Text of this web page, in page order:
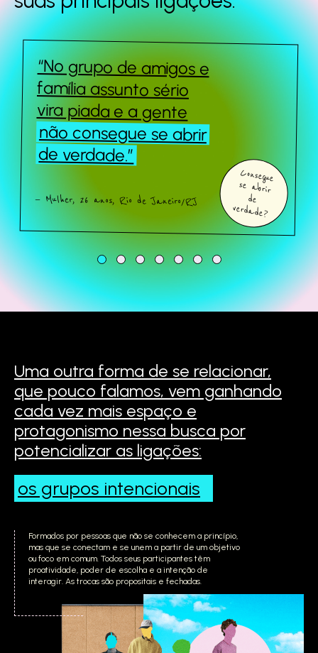
Queridos Estranhos
Sobre o estudo
Quem somos
Fale com a gente
Baixe o estudo
“No grupo de amigos e
família assunto sério
vira piada e a gente
não consegue se abrir
de verdade.”
— Mulher, 26 anos, Rio de Janeiro/RJ
Consegue
se abrir
de
verdade?
Uma outra forma de se relacionar,
que pouco falamos, vem ganhando
cada vez mais espaço e
protagonismo nessa busca por
potencializar as ligações:
os grupos intencionais
Formados por pessoas que não se conhecem a princípio,
mas que se conectam e se unem a partir de um objetivo
ou foco em comum. Todos seus participantes têm
proatividade, poder de escolha e a intenção de
interagir. As trocas são propositais e fechadas.